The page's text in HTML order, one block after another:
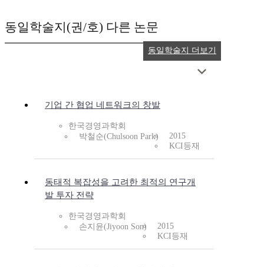
동일학술지(권/호) 다른 논문
기업 간 협업 네트워크의 창발
한국경영과학회
박철순(Chulsoon Park)
2015
KCI등재
동태적 복잡성을 고려한 최적의 연구개
발 투자 전략
한국경영과학회
손지윤(Jiyoon Son)
2015
KCI등재
동일학술지 더보기